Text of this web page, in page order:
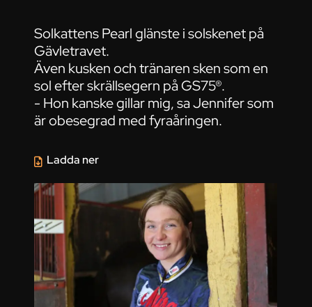
Solkattens Pearl glänste i solskenet på
Gävletravet.
Även kusken och tränaren sken som en
sol efter skrällsegern på GS75®.
- Hon kanske gillar mig, sa Jennifer som
är obesegrad med fyraåringen.
Ladda ner